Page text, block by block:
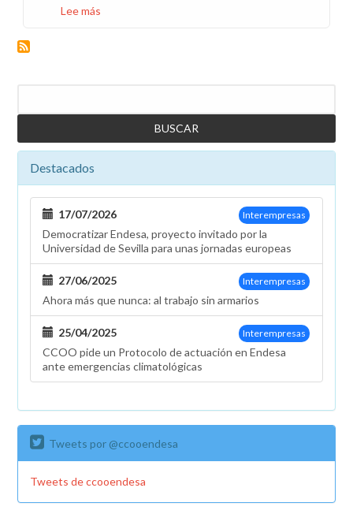
Lee más
consultas
el
de
trabajadores
a
Endesa
X
Destacados
Interempresas
17/07/2026
Democratizar Endesa, proyecto invitado por la
Universidad de Sevilla para unas jornadas europeas
Interempresas
27/06/2025
Ahora más que nunca: al trabajo sin armarios
Interempresas
25/04/2025
CCOO pide un Protocolo de actuación en Endesa
ante emergencias climatológicas
Tweets por @ccooendesa
Tweets de ccooendesa